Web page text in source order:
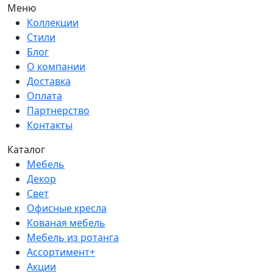
Меню
Коллекции
Стили
Блог
О компании
Доставка
Оплата
Партнерство
Контакты
Каталог
Мебель
Декор
Свет
Офисные кресла
Кованая мебель
Мебель из ротанга
Ассортимент+
Акции